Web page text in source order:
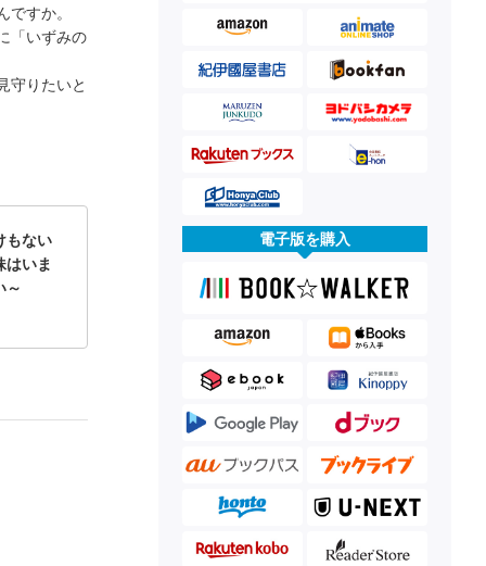
すか。
「いずみの
守りたいと
もない
いま
～
電子版を購入